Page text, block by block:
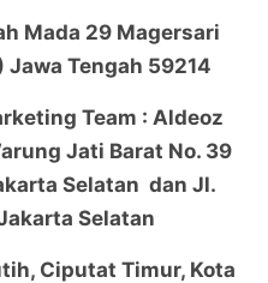
Mada 29 Magersari
Jawa Tengah 59214
Team : Aldeoz
Jati Barat No. 39
Selatan dan Jl.
Selatan
Ciputat Timur, Kota